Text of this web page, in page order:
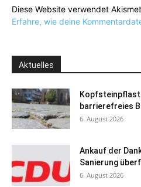
Diese Website verwendet
Erfahre, wie deine
Aktuelles
barrierefreies
6. August 2026
Ankauf der
Sanierung
6. August 2026